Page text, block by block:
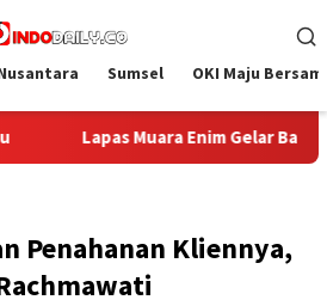
Sumsel OKI Maju
Darah dalam Rangka Memperingati
Penahanan Kliennya,